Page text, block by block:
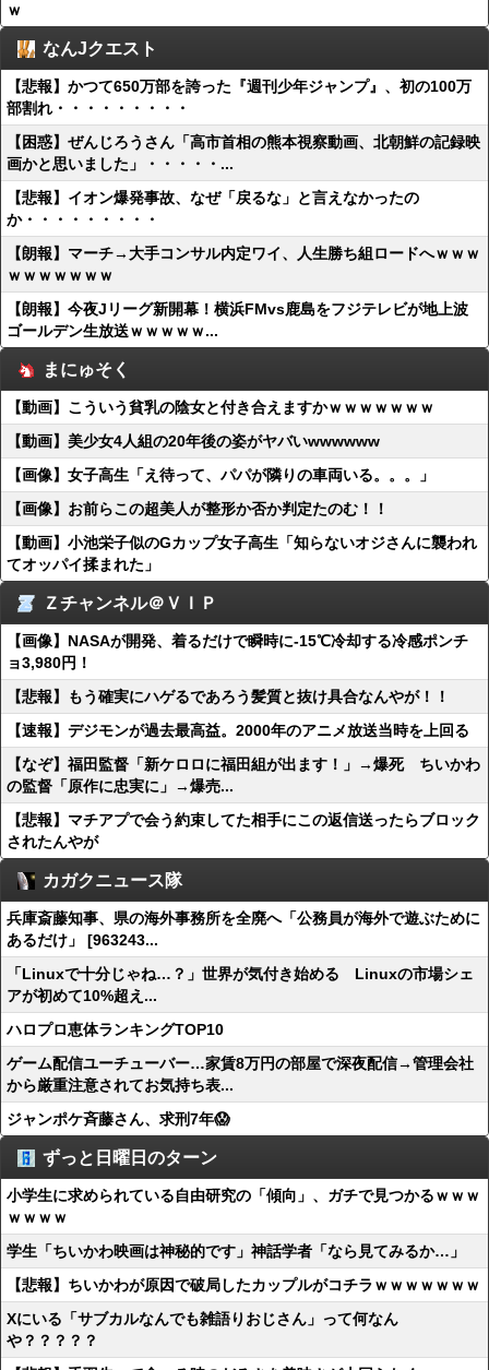
ｗ
なんJクエスト
【悲報】かつて650万部を誇った『週刊少年ジャンプ』、初の100万
部割れ・・・・・・・・・
【困惑】ぜんじろうさん「高市首相の熊本視察動画、北朝鮮の記録映
画かと思いました」・・・・・...
【悲報】イオン爆発事故、なぜ「戻るな」と言えなかったの
か・・・・・・・・・
【朗報】マーチ→大手コンサル内定ワイ、人生勝ち組ロードへｗｗｗ
ｗｗｗｗｗｗｗ
【朗報】今夜Jリーグ新開幕！横浜FMvs鹿島をフジテレビが地上波
ゴールデン生放送ｗｗｗｗｗ...
まにゅそく
【動画】こういう貧乳の陰女と付き合えますかｗｗｗｗｗｗｗ
【動画】美少女4人組の20年後の姿がヤバいwwwwww
【画像】女子高生「え待って、パパが隣りの車両いる。。。」
【画像】お前らこの超美人が整形か否か判定たのむ！！
【動画】小池栄子似のGカップ女子高生「知らないオジさんに襲われ
てオッパイ揉まれた」
Ｚチャンネル＠ＶＩＰ
【画像】NASAが開発、着るだけで瞬時に-15℃冷却する冷感ポンチ
ョ3,980円！
【悲報】もう確実にハゲるであろう髪質と抜け具合なんやが！！
【速報】デジモンが過去最高益。2000年のアニメ放送当時を上回る
【なぞ】福田監督「新ケロロに福田組が出ます！」→爆死 ちいかわ
の監督「原作に忠実に」→爆売...
【悲報】マチアプで会う約束してた相手にこの返信送ったらブロック
されたんやが
カガクニュース隊
兵庫斎藤知事、県の海外事務所を全廃へ「公務員が海外で遊ぶために
あるだけ」 [963243...
「Linuxで十分じゃね…？」世界が気付き始める Linuxの市場シェ
アが初めて10%超え...
ハロプロ恵体ランキングTOP10
ゲーム配信ユーチューバー…家賃8万円の部屋で深夜配信→管理会社
から厳重注意されてお気持ち表...
ジャンポケ斉藤さん、求刑7年😱
ずっと日曜日のターン
小学生に求められている自由研究の「傾向」、ガチで見つかるｗｗｗ
ｗｗｗｗ
学生「ちいかわ映画は神秘的です」神話学者「なら見てみるか…」
【悲報】ちいかわが原因で破局したカップルがコチラｗｗｗｗｗｗｗ
Xにいる「サブカルなんでも雑語りおじさん」って何なん
や？？？？？